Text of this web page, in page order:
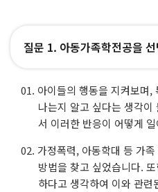
질문 1. 아동가족학전공을
아이들의 행동을 지켜보며,
나는지 알고 싶다는 생각
서 이러한 반응이 어떻게
가정폭력, 아동학대 등 가
방법을 찾고 싶었습니다.
하다고 생각하여 이와 관련